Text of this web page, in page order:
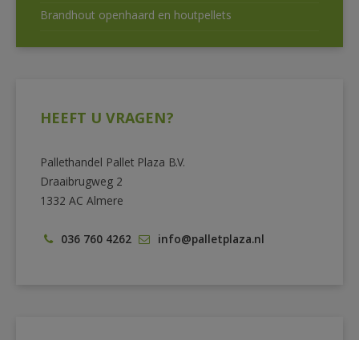
Brandhout openhaard en houtpellets
HEEFT U VRAGEN?
Pallethandel Pallet Plaza B.V.
Draaibrugweg 2
1332 AC Almere
036 760 4262 info@palletplaza.nl